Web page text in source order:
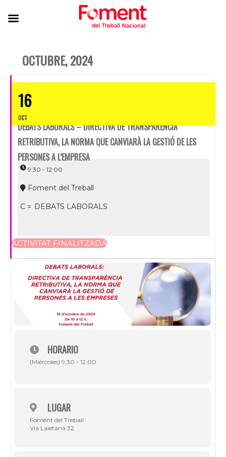
OCTUBRE, 2024
16
OCT
DEBATS LABORALS – DIRECTIVA DE TRANSPARÈNCIA
RETRIBUTIVA, LA NORMA QUE CANVIARÀ LA GESTIÓ DE LES
PERSONES A L’EMPRESA
9:30 - 12:00
Foment del Treball
C = DEBATS LABORALS
ACTIVITAT FINALITZADA
HORARIO
(Miércoles) 9:30 - 12:00
LUGAR
Foment del Treball
Via Laietana 32